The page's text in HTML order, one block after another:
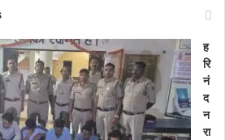
ह
रि
नं
द
न
रा